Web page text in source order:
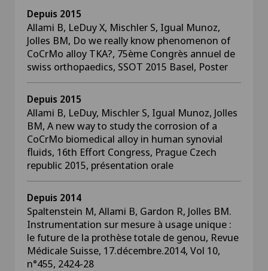
Depuis 2015
Allami B, LeDuy X, Mischler S, Igual Munoz,
Jolles BM, Do we really know phenomenon of
CoCrMo alloy TKA?, 75ème Congrès annuel de
swiss orthopaedics, SSOT 2015 Basel, Poster
Depuis 2015
Allami B, LeDuy, Mischler S, Igual Munoz, Jolles
BM, A new way to study the corrosion of a
CoCrMo biomedical alloy in human synovial
fluids, 16th Effort Congress, Prague Czech
republic 2015, présentation orale
Depuis 2014
Spaltenstein M, Allami B, Gardon R, Jolles BM.
Instrumentation sur mesure à usage unique :
le future de la prothèse totale de genou, Revue
Médicale Suisse, 17.décembre.2014, Vol 10,
n°455, 2424-28